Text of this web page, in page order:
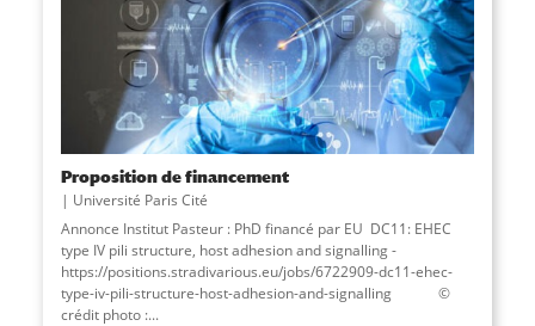
Proposition de financement
Université Paris Cité
Annonce Institut Pasteur : PhD financé par EU DC11: EHEC
type IV pili structure, host adhesion and signalling -
https://positions.stradivarious.eu/jobs/6722909-dc11-ehec-
type-iv-pili-structure-host-adhesion-and-signalling ©
crédit photo :...